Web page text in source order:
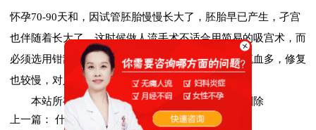
怀孕70-90天和，因试管胚胎慢慢长大了，胚胎早已产生，孑宫
也伴随着长大了，这时候做人流手术不适合用简易的吸宫术，而
必须选用钳刮人流手术。该手术治疗难度系数大，流血多，修复
也较慢，对人体有一定危害。
本站所有文章均来自网络，如有侵权，请联系删除
上一篇： 什么时候做人流比较合适？